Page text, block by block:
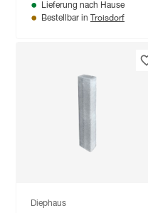
Lieferung nach Hause
Bestellbar in Troisdorf
Diephaus